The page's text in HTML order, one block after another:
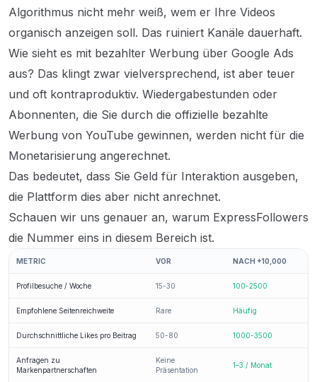
Algorithmus nicht mehr weiß, wem er Ihre Videos
organisch anzeigen soll. Das ruiniert Kanäle dauerhaft.
Wie sieht es mit bezahlter Werbung über Google Ads
aus? Das klingt zwar vielversprechend, ist aber teuer
und oft kontraproduktiv. Wiedergabestunden oder
Abonnenten, die Sie durch die offizielle bezahlte
Werbung von YouTube gewinnen, werden nicht für die
Monetarisierung angerechnet.
Das bedeutet, dass Sie Geld für Interaktion ausgeben,
die Plattform dies aber nicht anrechnet.
Schauen wir uns genauer an, warum ExpressFollowers
die Nummer eins in diesem Bereich ist.
METRIC VOR NACH +10,000
Profilbesuche / Woche 15-30 100-2500
Empfohlene Seitenreichweite Rare Häufig
Durchschnittliche Likes pro Beitrag 50-80 1000-3500
Anfragen zu
Markenpartnerschaften
Keine
Präsentation
1–3 / Monat